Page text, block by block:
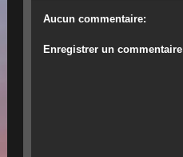
Aucun commentaire:
Enregistrer un commentaire